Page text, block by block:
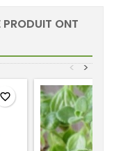
PRODUIT ONT
>
<
favorite_border